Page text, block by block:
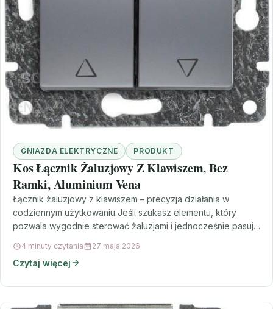
GNIAZDA ELEKTRYCZNE PRODUKT
Kos Łącznik Żaluzjowy Z Klawiszem, Bez
Ramki, Aluminium Vena
Łącznik żaluzjowy z klawiszem – precyzja działania w
codziennym użytkowaniu Jeśli szukasz elementu, który
pozwala wygodnie sterować żaluzjami i jednocześnie pasuje
4 minuty czytania 27 maja 2026
Czytaj więcej